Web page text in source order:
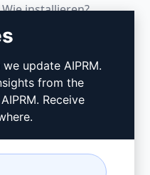
Wie installieren?
Google Chrome
Microsoft Edge
update AIPRM.
from the
Receive